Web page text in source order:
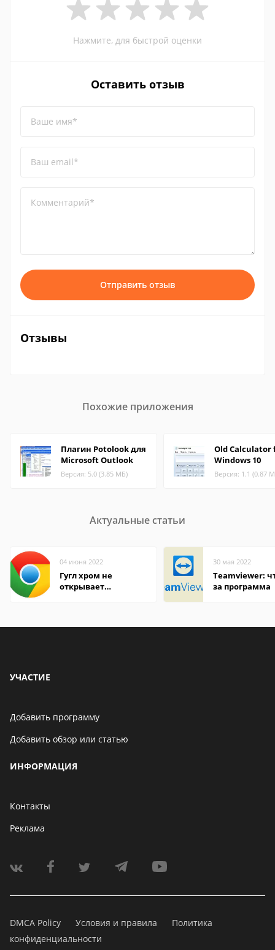
Нажмите, для быстрой оценки
Оставить отзыв
Ваше имя*
Ваш email*
Комментарий*
Отправить отзыв
Отзывы
Похожие приложения
Плагин Potolook для
Microsoft Outlook
Версия: 5.0 (3.85 МБ)
Old Calculator
Windows 10
Версия: 1.1 (0.87
Актуальные статьи
04 июня 2022
Гугл хром не
открывает
30 мая 2022
Teamviewer:
за программа
УЧАСТИЕ
Добавить программу
Добавить обзор или статью
ИНФОРМАЦИЯ
Контакты
Реклама
DMCA Policy Условия и правила
Политика
конфиденциальности